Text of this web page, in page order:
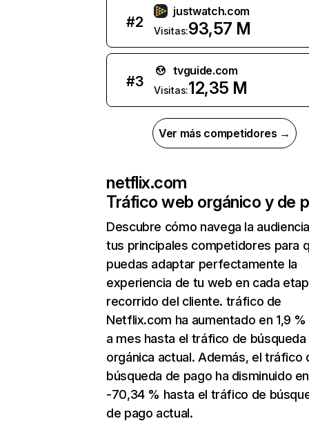
#2
justwatch.com
Visitas:93,57 M
#3
tvguide.com
Visitas:12,35 M
Ver más competidores →
netflix.com
Tráfico web orgánico y de
Descubre cómo navega la
tus principales competidores para
puedas adaptar perfectamente la
experiencia de tu web en cada
recorrido del cliente. tráfico de
Netflix.com ha aumentado en 1,9
a mes hasta el tráfico de búsqueda
orgánica actual. Además, el tráfico
búsqueda de pago ha disminuido en
-70,34 % hasta el tráfico de
de pago actual.